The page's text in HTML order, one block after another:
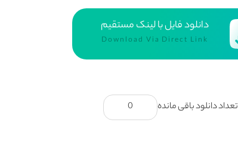
دانلود فایل با لینک مستقیم
Download Via Direct Link
تعداد دانلود باقی مانده 0